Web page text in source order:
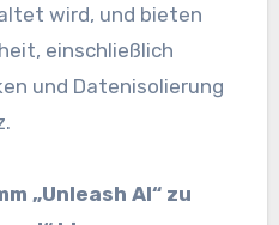
wird, und bieten
einschließlich
und Datenisolierung
„Unleash AI“ zu